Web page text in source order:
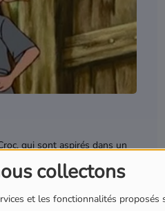
collectons
et les fonctionnalités proposés
qui sont aspirés dans un
célèbres des contes de